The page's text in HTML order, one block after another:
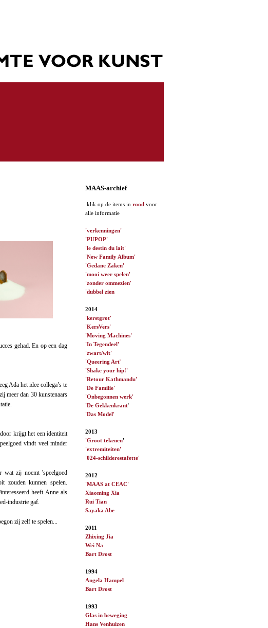
gehad. En op een dag
Ada het idee collega’s te
meer dan 30 kunstenaars
krijgt het een identiteit
vindt veel minder
wat zij noemt 'speelgoed
zouden kunnen spelen.
heeft Anne als
industrie gaf.
zij zelf te spelen...
MAAS-archief
klik op de items in rood voor
alle informatie
'verkenningen'
'PUPOP'
'le destin du lait'
'New Family Album'
'Gedane Zaken'
'mooi weer spelen'
'zonder ommezien'
'dubbel zien
2014
'kerstgrot'
'KersVers'
'Moving Machines'
'In Tegendeel'
'zwart/wit'
'Queering Art'
'Shake your hip!'
'Retour Kathmandu'
'De Familie'
'Onbegonnen werk'
'De Gekkenkrant'
'Das Model'
2013
'Groot tekenen'
'extremiteiten'
'024-schilderestafette'
2012
'MAAS at CEAC'
Xiaoming Xia
Rui Tian
Sayaka Abe
2011
Zhixing Jia
Wei Na
Bart Drost
1994
Angela Hampel
Bart Drost
1993
Glas in beweging
Hans Venhuizen